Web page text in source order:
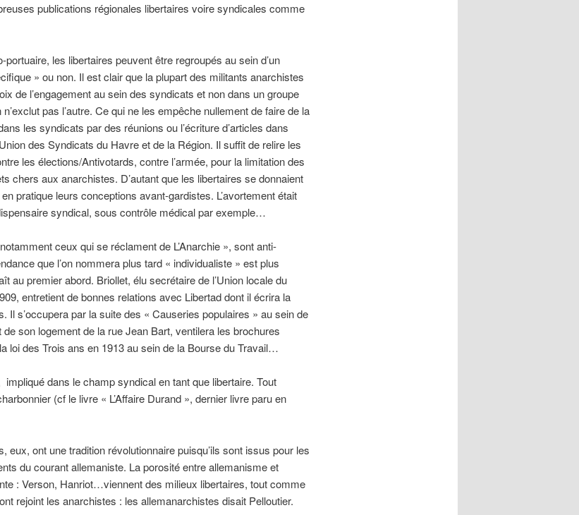
publications régionales libertaires voire syndicales comme
portuaire, les libertaires peuvent être regroupés au sein d’un
» ou non. Il est clair que la plupart des militants anarchistes
de l’engagement au sein des syndicats et non dans un groupe
n’exclut pas l’autre. Ce qui ne les empêche nullement de faire de la
les syndicats par des réunions ou l’écriture d’articles dans
des Syndicats du Havre et de la Région. Il suffit de relire les
les élections/Antivotards, contre l’armée, pour la limitation des
chers aux anarchistes. D’autant que les libertaires se donnaient
pratique leurs conceptions avant-gardistes. L’avortement était
syndical, sous contrôle médical par exemple…
ceux qui se réclament de L’Anarchie », sont anti-
que l’on nommera plus tard « individualiste » est plus
au premier abord. Briollet, élu secrétaire de l’Union locale du
entretient de bonnes relations avec Libertad dont il écrira la
Il s’occupera par la suite des « Causeries populaires » au sein de
de son logement de la rue Jean Bart, ventilera les brochures
loi des Trois ans en 1913 au sein de la Bourse du Travail…
dans le champ syndical en tant que libertaire. Tout
(cf le livre « L’Affaire Durand », dernier livre paru en
eux, ont une tradition révolutionnaire puisqu’ils sont issus pour les
du courant allemaniste. La porosité entre allemanisme et
: Verson, Hanriot…viennent des milieux libertaires, tout comme
rejoint les anarchistes : les allemanarchistes disait Pelloutier.